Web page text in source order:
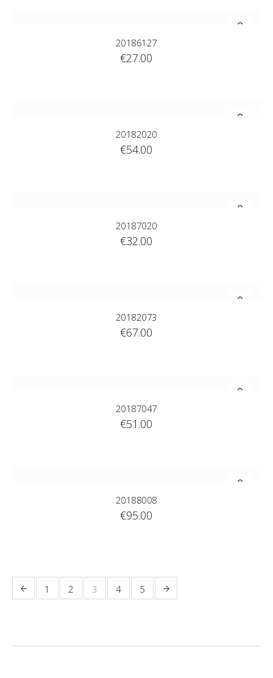
20186127
€27.00
20182020
€54.00
20187020
€32.00
20182073
€67.00
20187047
€51.00
20188008
€95.00
1 2 3 4 5